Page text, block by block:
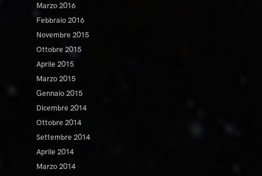
Marzo 2016
Febbraio 2016
Novembre 2015
Ottobre 2015
Aprile 2015
Marzo 2015
Gennaio 2015
Dicembre 2014
Ottobre 2014
Settembre 2014
Aprile 2014
Marzo 2014